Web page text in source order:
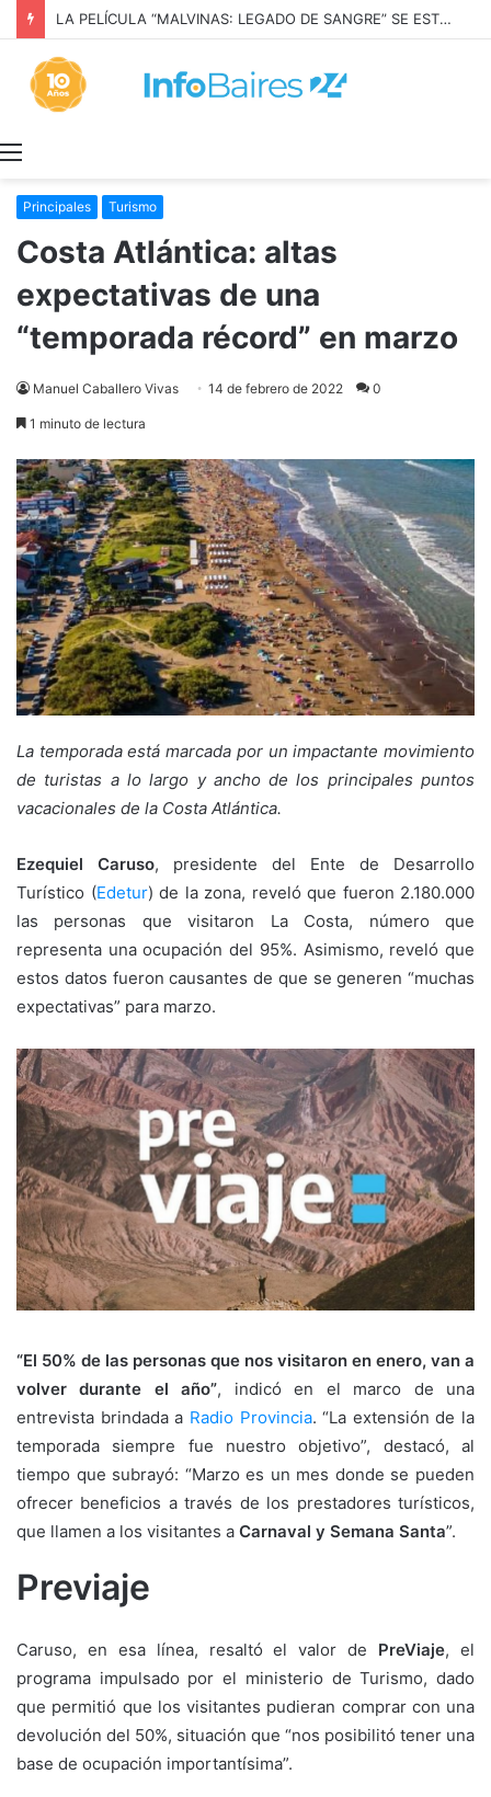
LA PELÍCULA “MALVINAS: LEGADO DE SANGRE” SE ESTRENARÁ EN PRIME VIDEO
Principales Turismo
Costa Atlántica: altas
expectativas de una
“temporada récord” en marzo
Manuel Caballero Vivas 14 de febrero de 2022 0
1 minuto de lectura
La temporada está marcada por un impactante movimiento
de turistas a lo largo y ancho de los principales puntos
vacacionales de la Costa Atlántica.
Ezequiel Caruso, presidente del Ente de Desarrollo
Turístico (Edetur) de la zona, reveló que fueron 2.180.000
las personas que visitaron La Costa, número que
representa una ocupación del 95%. Asimismo, reveló que
estos datos fueron causantes de que se generen “muchas
expectativas” para marzo.
“El 50% de las personas que nos visitaron en enero, van a
volver durante el año”, indicó en el marco de una
entrevista brindada a Radio Provincia. “La extensión de la
temporada siempre fue nuestro objetivo”, destacó, al
tiempo que subrayó: “Marzo es un mes donde se pueden
ofrecer beneficios a través de los prestadores turísticos,
que llamen a los visitantes a Carnaval y Semana Santa”.
Previaje
Caruso, en esa línea, resaltó el valor de PreViaje, el
programa impulsado por el ministerio de Turismo, dado
que permitió que los visitantes pudieran comprar con una
devolución del 50%, situación que “nos posibilitó tener una
base de ocupación importantísima”.